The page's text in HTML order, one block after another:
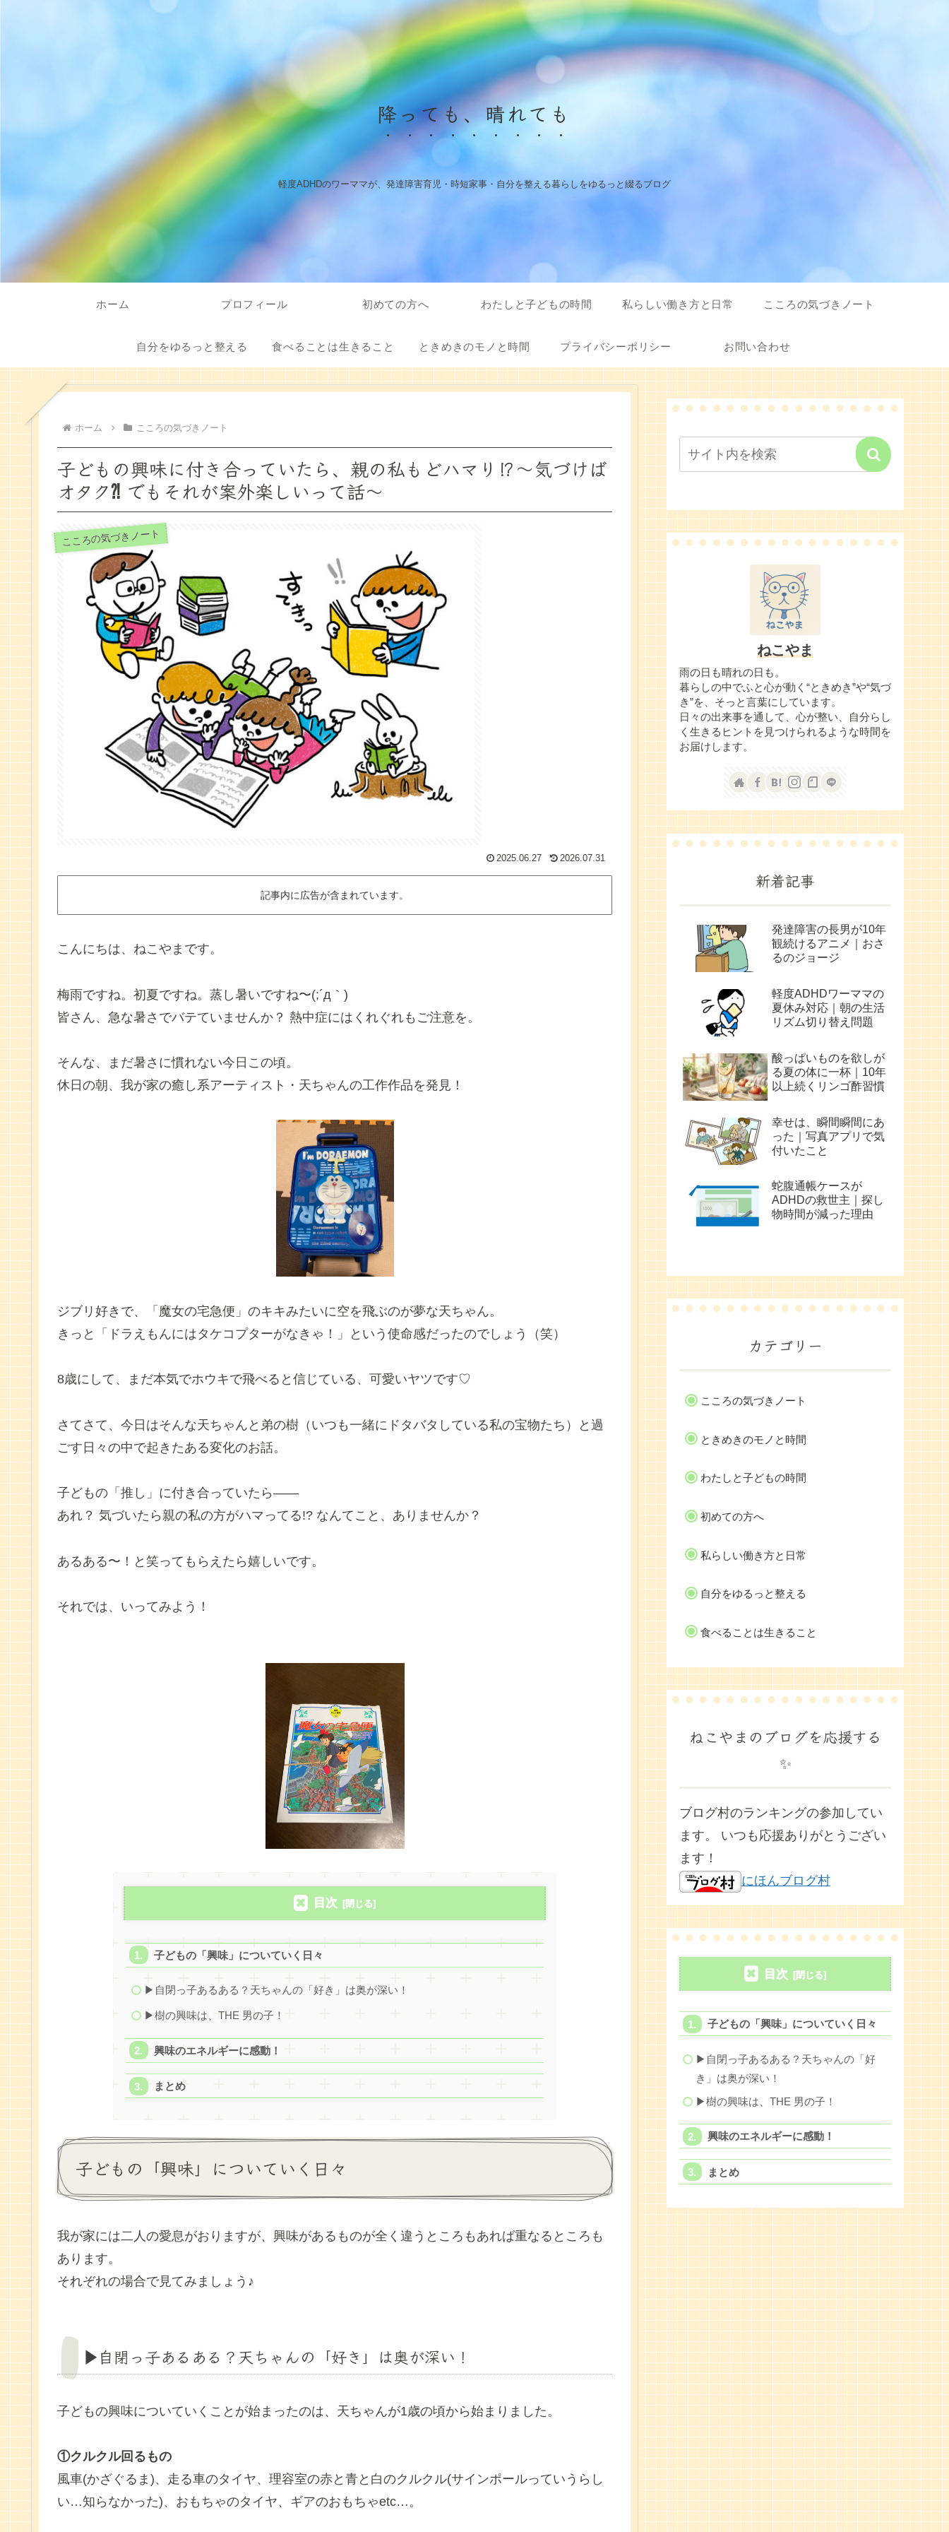
降っても、晴れても
軽度ADHDのワーママが、発達障害育児・時短家事・自分を整える暮らしをゆるっと綴るブログ
ホーム プロフィール 初めての方へ わたしと子どもの時間 私らしい働き方と日常 こころの気づきノート
自分をゆるっと整える 食べることは生きること ときめきのモノと時間 プライバシーポリシー お問い合わせ
ホーム こころの気づきノート
子どもの興味に付き合っていたら、親の私もどハマり⁉～気づけば
オタク⁈ でもそれが案外楽しいって話～
こころの気づきノート
2025.06.27 2026.07.31
記事内に広告が含まれています。
こんにちは、ねこやまです。
梅雨ですね。初夏ですね。蒸し暑いですね〜(;´д｀)
皆さん、急な暑さでバテていませんか？ 熱中症にはくれぐれもご注意を。
そんな、まだ暑さに慣れない今日この頃。
休日の朝、我が家の癒し系アーティスト・天ちゃんの工作作品を発見！
ジブリ好きで、「魔女の宅急便」のキキみたいに空を飛ぶのが夢な天ちゃん。
きっと「ドラえもんにはタケコプターがなきゃ！」という使命感だったのでしょう（笑）
8歳にして、まだ本気でホウキで飛べると信じている、可愛いヤツです♡
さてさて、今日はそんな天ちゃんと弟の樹（いつも一緒にドタバタしている私の宝物たち）と過
ごす日々の中で起きたある変化のお話。
子どもの「推し」に付き合っていたら――
あれ？ 気づいたら親の私の方がハマってる!? なんてこと、ありませんか？
あるある〜！と笑ってもらえたら嬉しいです。
それでは、いってみよう！
目次
子どもの「興味」についていく日々
▶︎自閉っ子あるある？天ちゃんの「好き」は奥が深い！
▶︎樹の興味は、THE 男の子！
興味のエネルギーに感動！
まとめ
子どもの「興味」についていく日々
我が家には二人の愛息がおりますが、興味があるものが全く違うところもあれば重なるところも
あります。
それぞれの場合で見てみましょう♪
▶︎自閉っ子あるある？天ちゃんの「好き」は奥が深い！
子どもの興味についていくことが始まったのは、天ちゃんが1歳の頃から始まりました。
①クルクル回るもの
風車(かざぐるま)、走る車のタイヤ、理容室の赤と青と白のクルクル(サインポールっていうらし
い…知らなかった)、おもちゃのタイヤ、ギアのおもちゃetc…。
ねこやま
雨の日も晴れの日も。
暮らしの中でふと心が動く“ときめき”や“気づ
き”を、そっと言葉にしています。
日々の出来事を通して、心が整い、自分らし
く生きるヒントを見つけられるような時間を
お届けします。
新着記事
発達障害の長男が10年
観続けるアニメ｜おさ
るのジョージ
軽度ADHDワーママの
夏休み対応｜朝の生活
リズム切り替え問題
酸っぱいものを欲しが
る夏の体に一杯｜10年
以上続くリンゴ酢習慣
幸せは、瞬間瞬間にあ
った｜写真アプリで気
付いたこと
蛇腹通帳ケースが
ADHDの救世主｜探し
物時間が減った理由
カテゴリー
こころの気づきノート
ときめきのモノと時間
わたしと子どもの時間
初めての方へ
私らしい働き方と日常
自分をゆるっと整える
食べることは生きること
ねこやまのブログを応援する
✨
ブログ村のランキングの参加してい
ます。 いつも応援ありがとうござい
ます！
にほんブログ村
目次
子どもの「興味」についていく日々
▶︎自閉っ子あるある？天ちゃんの「好
き」は奥が深い！
▶︎樹の興味は、THE 男の子！
興味のエネルギーに感動！
まとめ